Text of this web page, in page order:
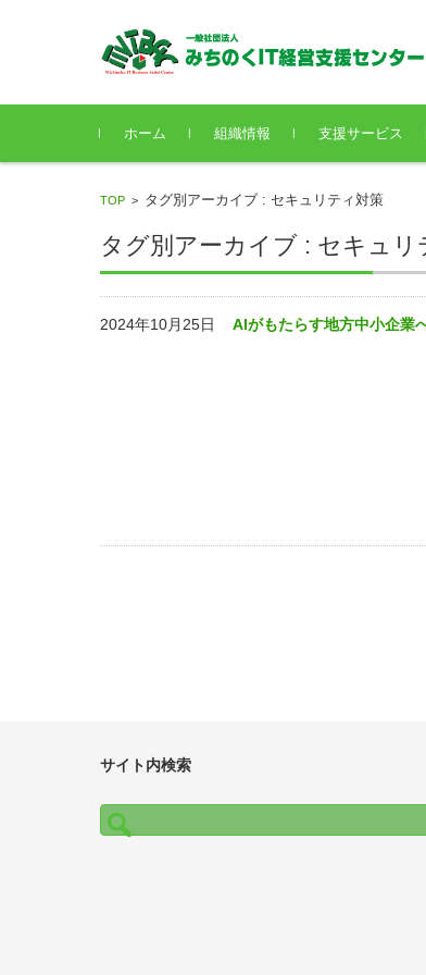
コンテンツに移動
ホーム
組織情報 支援サービス
TOP > タグ別アーカイブ : セキュリティ対策
タグ別アーカイブ : セキュリ
2024年10月25日 AIがもたらす地方中小企業
サイト内検索
検
索: